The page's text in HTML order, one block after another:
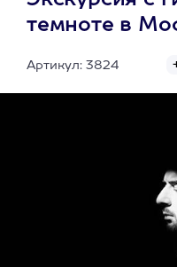
темноте в
Артикул: 3824